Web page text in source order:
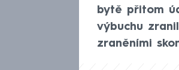
bytě přitom
výbuchu
zraněními